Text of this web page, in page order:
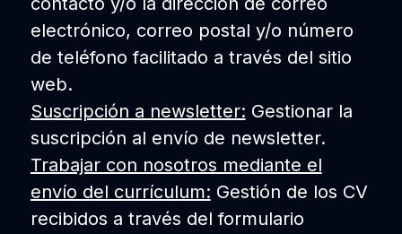
electrónico, correo postal y/o número
de teléfono facilitado a través del sitio
web.
Suscripción a newsletter: Gestionar la
suscripción al envío de newsletter.
Trabajar con nosotros mediante el
envío del currículum: Gestión de los CV
recibidos a través del formulario